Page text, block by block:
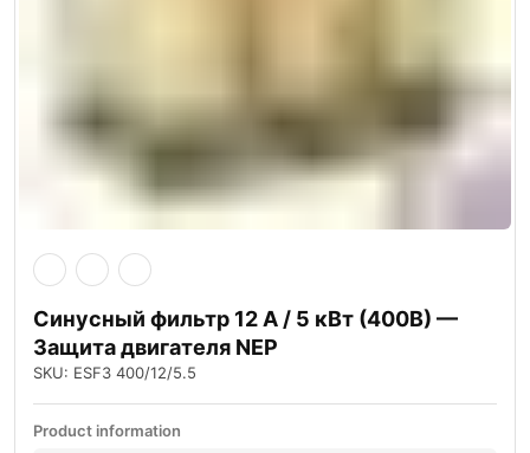
Синусный фильтр 12 А / 5 кВт (400В) —
Защита двигателя NEP
SKU: ESF3 400/12/5.5
Product information